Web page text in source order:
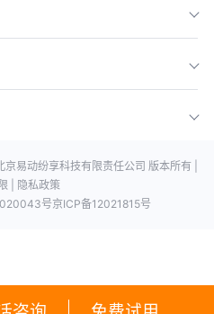
京易动纷享科技有限责任公司 版本所有 |
|
隐私政策
号京ICP备12021815号